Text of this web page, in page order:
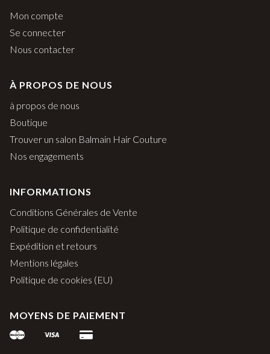
Mon compte
Se connecter
Nous contacter
À PROPOS DE NOUS
à propos de nous
Boutique
Trouver un salon Balmain Hair Couture
Nos engagements
INFORMATIONS
Conditions Générales de Vente
Politique de confidentialité
Expédition et retours
Mentions légales
Politique de cookies (EU)
MOYENS DE PAIEMENT